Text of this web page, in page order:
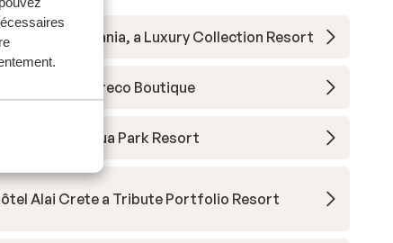
Zeen Chania, a Luxury Collection Resort
Hôtel Palazzo Greco Boutique
Stella Palace Aqua Park Resort
Alai Crete a Tribute Portfolio Resort